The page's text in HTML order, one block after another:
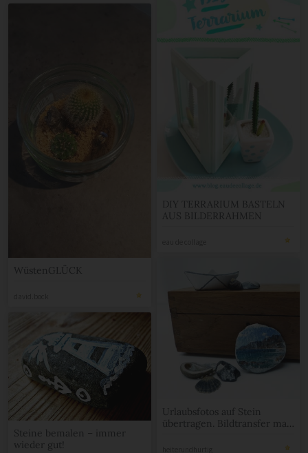
DIY TERRARIUM BASTELN
AUS BILDERRAHMEN
WüstenGLÜCK
Urlaubsfotos auf Stein
übertragen. Bildtransfer mal
Steine bemalen – immer
wieder gut!